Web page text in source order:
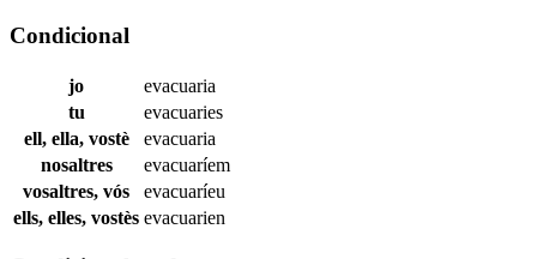
Condicional
jo
evacuaria
tu
evacuaries
ell, ella, vostè
evacuaria
nosaltres
evacuaríem
vosaltres, vós
evacuaríeu
ells, elles, vostès evacuarien